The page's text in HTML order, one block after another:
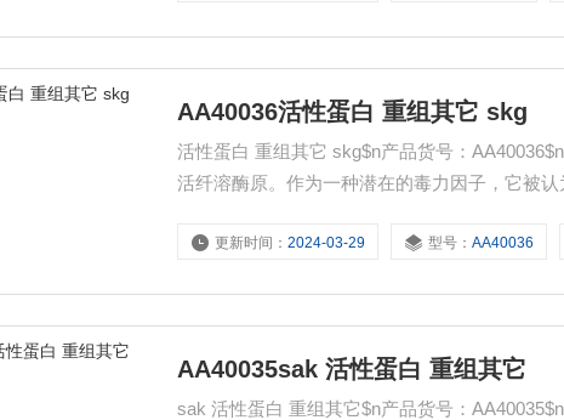
AA40036活性蛋白 重组其它 skg
活性蛋白 重组其它 skg$n产品货号：
活纤溶酶原。作为一种潜在的毒力因子，它被
更新时间：2024-03-29 型号：AA40036
AA40035sak 活性蛋白 重组其它
sak 活性蛋白 重组其它$n产品货号：